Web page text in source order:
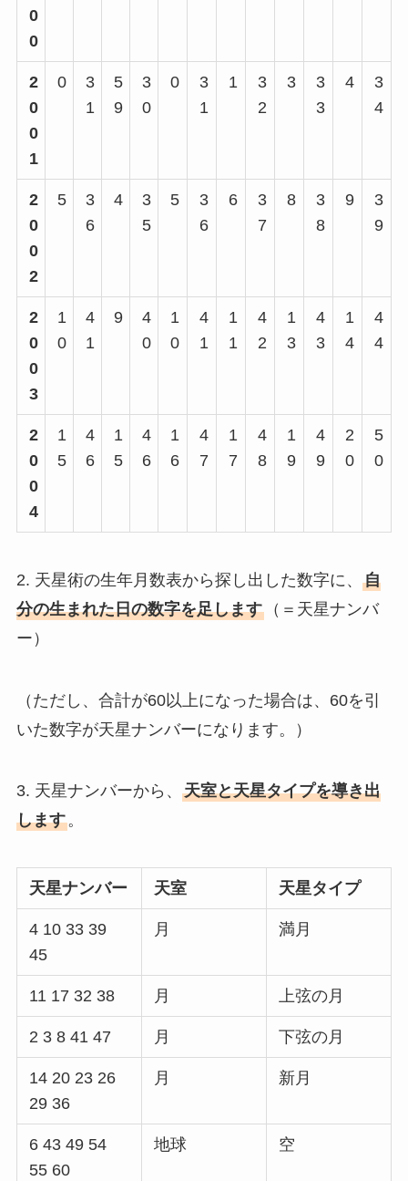
0
0
2
0
0
1
0
3
1
5
9
3
0
0
3
1
1
3
2
3
3
3
4
3
4
2
0
0
2
5
3
6
4
3
5
5
3
6
6
3
7
8
3
8
9
3
9
2
0
0
3
1
0
4
1
9
4
0
1
0
4
1
1
1
4
2
1
3
4
3
1
4
4
4
2
0
0
4
1
5
4
6
1
5
4
6
1
6
4
7
1
7
4
8
1
9
4
9
2
0
5
0
2. 天星術の生年月数表から探し出した数字に、 自
分の生まれた日の数字を足します（＝天星ナンバ
ー）
（ただし、合計が60以上になった場合は、60を引
いた数字が天星ナンバーになります。）
3. 天星ナンバーから、 天室と天星タイプを導き出
します。
天星ナンバー 天室 天星タイプ
4 10 33 39
45
月 満月
11 17 32 38 月 上弦の月
2 3 8 41 47 月 下弦の月
14 20 23 26
29 36
月 新月
6 43 49 54
55 60
地球 空